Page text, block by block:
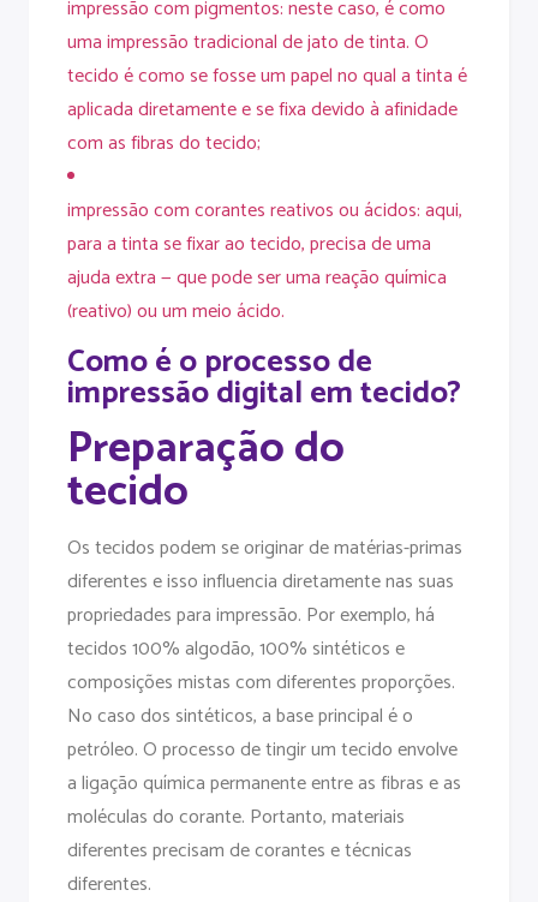
impressão com pigmentos: neste caso, é como
uma impressão tradicional de jato de tinta. O
tecido é como se fosse um papel no qual a tinta é
aplicada diretamente e se fixa devido à afinidade
com as fibras do tecido;
impressão com corantes reativos ou ácidos: aqui,
para a tinta se fixar ao tecido, precisa de uma
ajuda extra — que pode ser uma reação química
(reativo) ou um meio ácido.
Como é o processo de
impressão digital em tecido?
Preparação do
tecido
Os tecidos podem se originar de matérias-primas
diferentes e isso influencia diretamente nas suas
propriedades para impressão. Por exemplo, há
tecidos 100% algodão, 100% sintéticos e
composições mistas com diferentes proporções.
No caso dos sintéticos, a base principal é o
petróleo. O processo de tingir um tecido envolve
a ligação química permanente entre as fibras e as
moléculas do corante. Portanto, materiais
diferentes precisam de corantes e técnicas
diferentes.